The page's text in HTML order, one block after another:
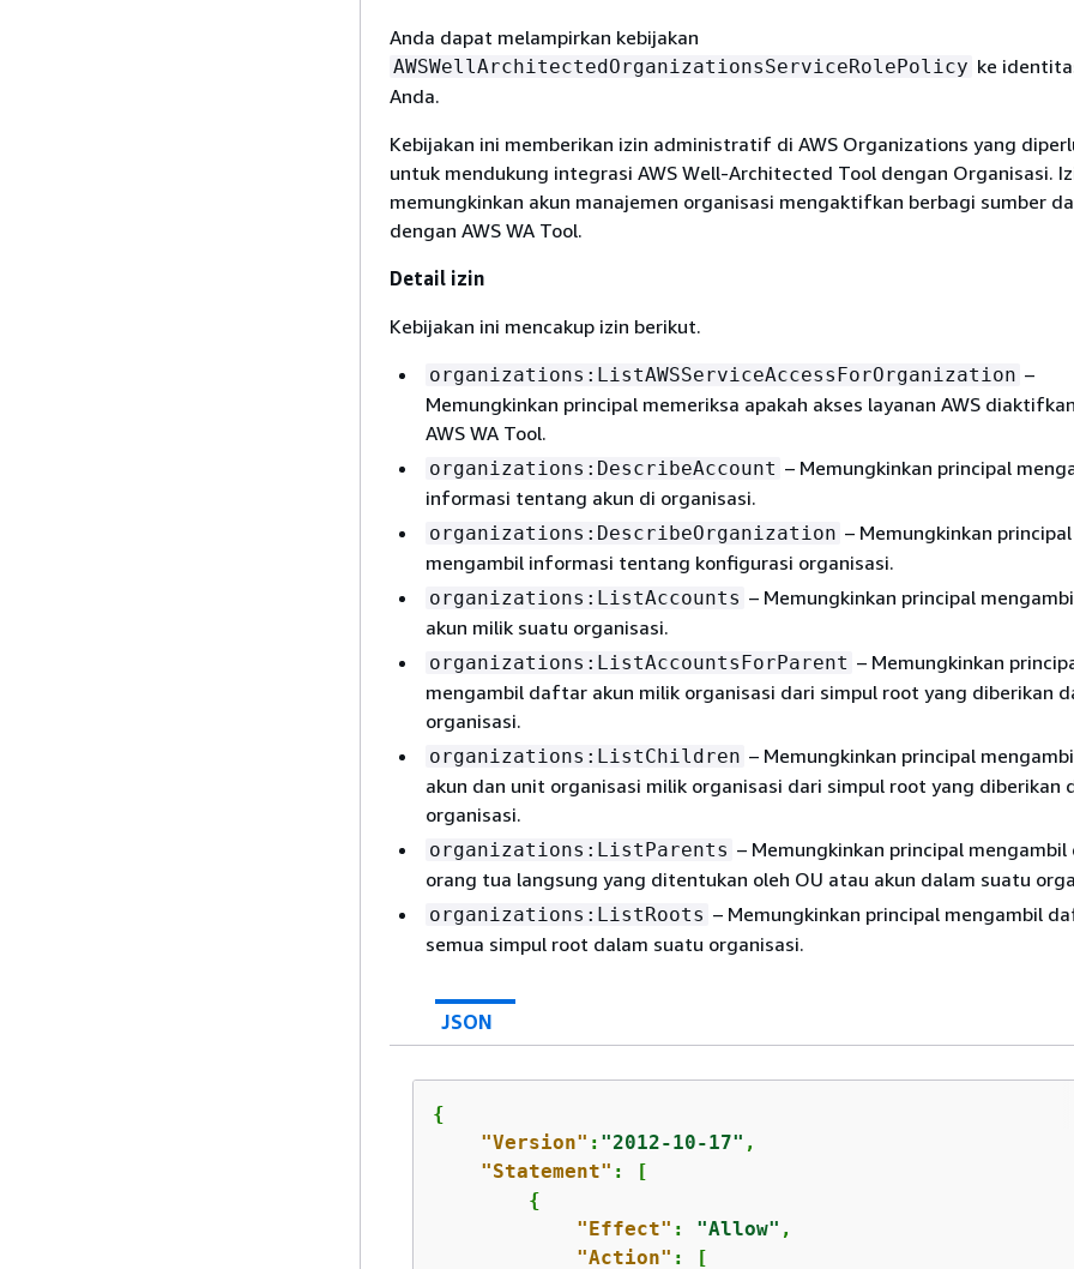
Anda dapat melampirkan kebijakan
AWSWellArchitectedOrganizationsServiceRolePolicy ke
Anda.
Kebijakan ini memberikan izin administratif di AWS Organizations yang
untuk mendukung integrasi AWS Well-Architected Tool dengan Organisasi.
memungkinkan akun manajemen organisasi mengaktifkan berbagi sumber
dengan AWS WA Tool.
Detail izin
Kebijakan ini mencakup izin berikut.
organizations:ListAWSServiceAccessForOrganization –
Memungkinkan principal memeriksa apakah akses layanan AWS
AWS WA Tool.
organizations:DescribeAccount – Memungkinkan principal
informasi tentang akun di organisasi.
organizations:DescribeOrganization – Memungkinkan principal
mengambil informasi tentang konfigurasi organisasi.
organizations:ListAccounts – Memungkinkan principal
akun milik suatu organisasi.
organizations:ListAccountsForParent – Memungkinkan
mengambil daftar akun milik organisasi dari simpul root yang diberikan
organisasi.
organizations:ListChildren – Memungkinkan principal
akun dan unit organisasi milik organisasi dari simpul root yang diberikan
organisasi.
organizations:ListParents – Memungkinkan principal
orang tua langsung yang ditentukan oleh OU atau akun dalam suatu
organizations:ListRoots – Memungkinkan principal mengambil
semua simpul root dalam suatu organisasi.
JSON
{
"Version" : "2012-10-17" ,
"Statement" : [
{
"Effect" : "Allow" ,
"Action" : [